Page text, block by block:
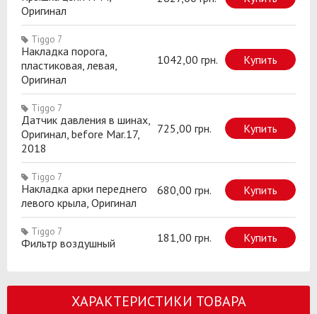
Оригинал
Tiggo 7
Накладка порога,
пластиковая, левая,
Оригинал
1042,00 грн. Купить
Tiggo 7
Датчик давления в шинах,
Оригинал, before Mar.17,
2018
725,00 грн. Купить
Tiggo 7
Накладка арки переднего
левого крыла, Оригинал
680,00 грн. Купить
Tiggo 7
Фильтр воздушный 181,00 грн. Купить
ХАРАКТЕРИСТИКИ ТОВАРА